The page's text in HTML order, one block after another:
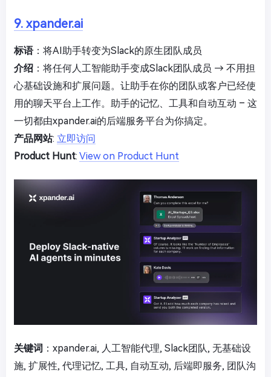
9. xpander.ai
标语：将AI助手转变为Slack的原生团队成员
介绍 ：将任何人工智能助手变成Slack团队成员 → 不用担
心基础设施和扩展问题。让助手在你的团队或客户已经使
用的聊天平台上工作。助手的记忆、工具和自动互动 – 这
一切都由xpander.ai的后端服务平台为你搞定。
产品网站: 立即访问
Product Hunt: View on Product Hunt
关键词 ：xpander.ai, 人工智能代理, Slack团队, 无基础设
施, 扩展性, 代理记忆, 工具, 自动互动, 后端即服务, 团队沟